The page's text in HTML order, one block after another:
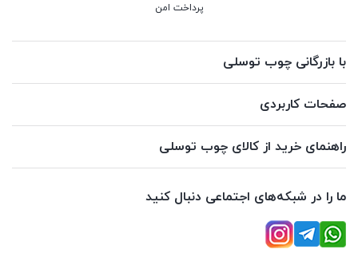
پرداخت امن
با بازرگانی چوب توسلی
صفحات کاربردی
راهنمای خرید از کالای چوب توسلی
ما را در شبکه‌های اجتماعی دنبال کنید